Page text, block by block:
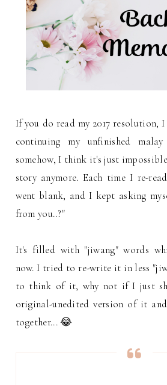
If you do read my 2017 resolution,
continuing my unfinished
somehow, I think it's just
story anymore. Each time I re-
went blank, and I kept asking
from you..?"
It's filled with "jiwang" words
now. I tried to re-write it in less
to think of it, why not if I just
original-unedited version of it
together... 😂